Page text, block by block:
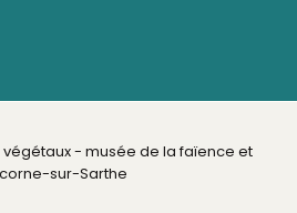
- musée de la faïence et
sur-Sarthe